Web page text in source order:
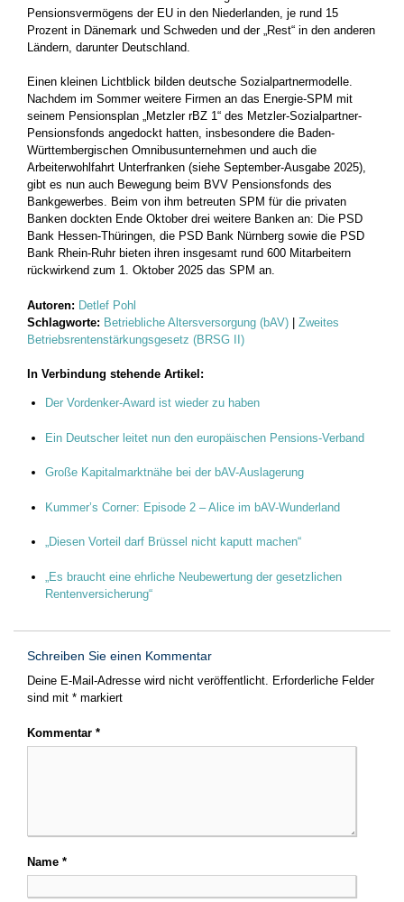
Pensionsvermögens der EU in den Niederlanden, je rund 15
Prozent in Dänemark und Schweden und der „Rest“ in den anderen
Ländern, darunter Deutschland.
Einen kleinen Lichtblick bilden deutsche Sozialpartnermodelle.
Nachdem im Sommer weitere Firmen an das Energie-SPM mit
seinem Pensionsplan „Metzler rBZ 1“ des Metzler-Sozialpartner-
Pensionsfonds angedockt hatten, insbesondere die Baden-
Württembergischen Omnibusunternehmen und auch die
Arbeiterwohlfahrt Unterfranken (siehe September-Ausgabe 2025),
gibt es nun auch Bewegung beim BVV Pensionsfonds des
Bankgewerbes. Beim von ihm betreuten SPM für die privaten
Banken dockten Ende Oktober drei weitere Banken an: Die PSD
Bank Hessen-Thüringen, die PSD Bank Nürnberg sowie die PSD
Bank Rhein-Ruhr bieten ihren insgesamt rund 600 Mitarbeitern
rückwirkend zum 1. Oktober 2025 das SPM an.
Autoren: Detlef Pohl
Schlagworte: Betriebliche Altersversorgung (bAV)
Zweites
Betriebsrentenstärkungsgesetz (BRSG II)
In Verbindung stehende Artikel:
Der Vordenker-Award ist wieder zu haben
Ein Deutscher leitet nun den europäischen Pensions-Verband
Große Kapitalmarktnähe bei der bAV-Auslagerung
Kummer’s Corner: Episode 2 – Alice im bAV-Wunderland
„Diesen Vorteil darf Brüssel nicht kaputt machen“
„Es braucht eine ehrliche Neubewertung der gesetzlichen
Rentenversicherung“
Schreiben Sie einen Kommentar
Deine E-Mail-Adresse wird nicht veröffentlicht. Erforderliche Felder
sind mit * markiert
Kommentar *
Name *